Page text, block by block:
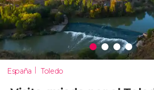
España Toledo